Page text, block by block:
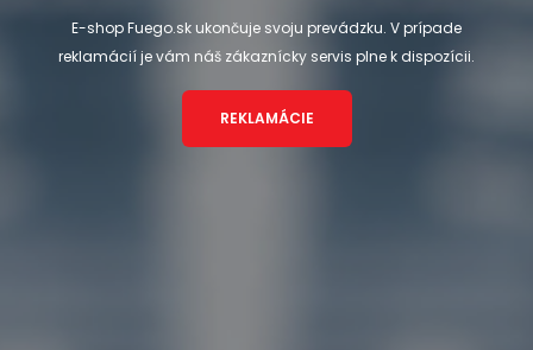
E-shop Fuego.sk ukončuje svoju prevádzku. V prípade
reklamácií je vám náš zákaznícky servis plne k dispozícii.
REKLAMÁCIE